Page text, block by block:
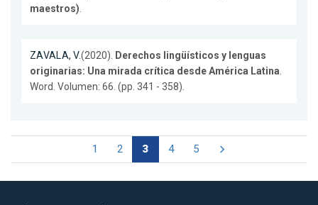
maestros).
ZAVALA, V.(2020). Derechos lingüísticos y lenguas
originarias: Una mirada crítica desde América Latina.
Word. Volumen: 66. (pp. 341 - 358).
1 2 3 4 5